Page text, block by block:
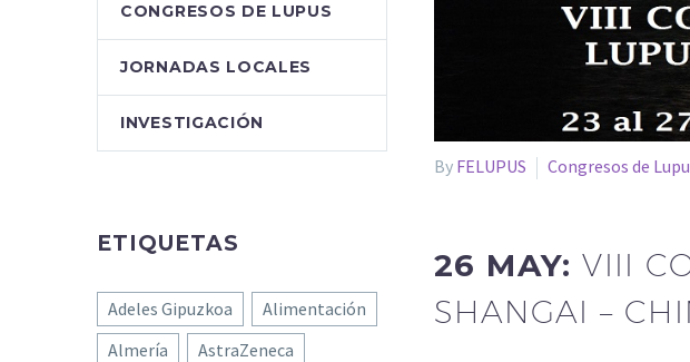
By FELUPUS Congresos de
26 MAY:VIII
SHANGAI –
CONGRESOS DE LUPUS
JORNADAS LOCALES
INVESTIGACIÓN
ETIQUETAS
Adeles Gipuzkoa
Alimentación
Almería
AstraZeneca